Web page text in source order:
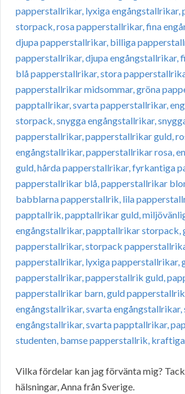
Vilka fördelar kan jag förvänta mig?
hälsningar, Anna från Sverige.